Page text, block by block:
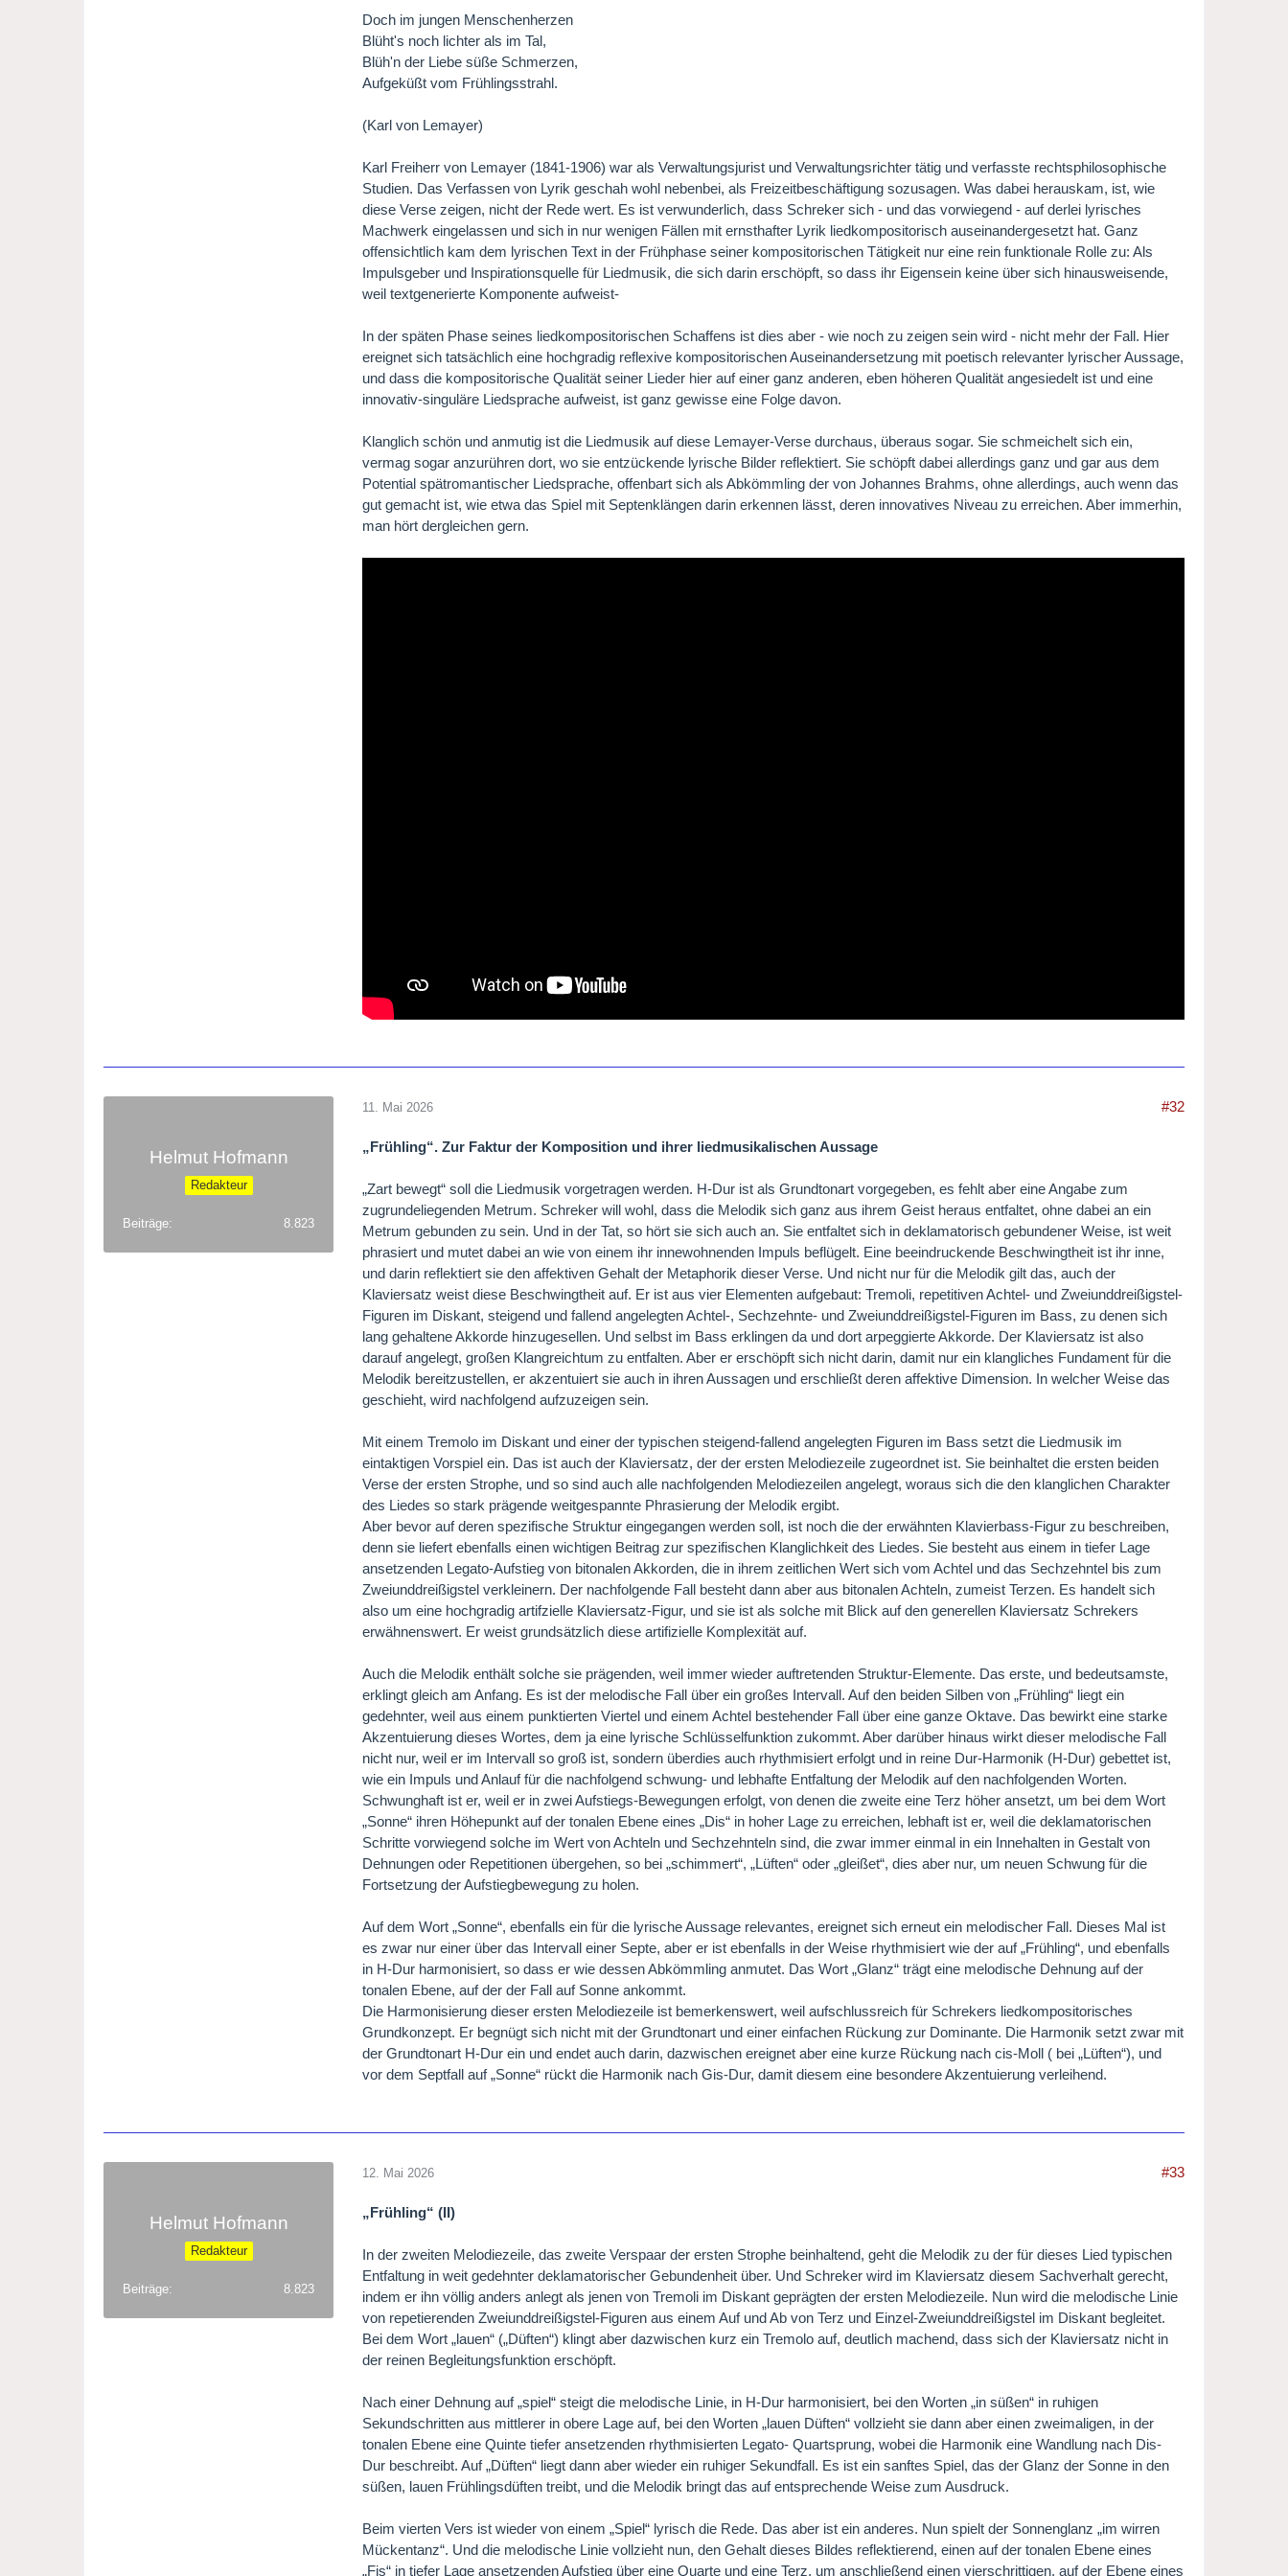
Doch im jungen Menschenherzen
Blüht's noch lichter als im Tal,
Blüh'n der Liebe süße Schmerzen,
Aufgeküßt vom Frühlingsstrahl.
(Karl von Lemayer)
Karl Freiherr von Lemayer (1841-1906) war als Verwaltungsjurist und Verwaltungsrichter tätig und verfasste rechtsphilosophische
Studien. Das Verfassen von Lyrik geschah wohl nebenbei, als Freizeitbeschäftigung sozusagen. Was dabei herauskam, ist, wie
diese Verse zeigen, nicht der Rede wert. Es ist verwunderlich, dass Schreker sich - und das vorwiegend - auf derlei lyrisches
Machwerk eingelassen und sich in nur wenigen Fällen mit ernsthafter Lyrik liedkompositorisch auseinandergesetzt hat. Ganz
offensichtlich kam dem lyrischen Text in der Frühphase seiner kompositorischen Tätigkeit nur eine rein funktionale Rolle zu: Als
Impulsgeber und Inspirationsquelle für Liedmusik, die sich darin erschöpft, so dass ihr Eigensein keine über sich hinausweisende,
weil textgenerierte Komponente aufweist-
In der späten Phase seines liedkompositorischen Schaffens ist dies aber - wie noch zu zeigen sein wird - nicht mehr der Fall. Hier
ereignet sich tatsächlich eine hochgradig reflexive kompositorischen Auseinandersetzung mit poetisch relevanter lyrischer Aussage,
und dass die kompositorische Qualität seiner Lieder hier auf einer ganz anderen, eben höheren Qualität angesiedelt ist und eine
innovativ-singuläre Liedsprache aufweist, ist ganz gewisse eine Folge davon.
Klanglich schön und anmutig ist die Liedmusik auf diese Lemayer-Verse durchaus, überaus sogar. Sie schmeichelt sich ein,
vermag sogar anzurühren dort, wo sie entzückende lyrische Bilder reflektiert. Sie schöpft dabei allerdings ganz und gar aus dem
Potential spätromantischer Liedsprache, offenbart sich als Abkömmling der von Johannes Brahms, ohne allerdings, auch wenn das
gut gemacht ist, wie etwa das Spiel mit Septenklängen darin erkennen lässt, deren innovatives Niveau zu erreichen. Aber immerhin,
man hört dergleichen gern.
Helmut Hofmann
Redakteur
Beiträge 8.823
11. Mai 2026 #32
„Frühling“. Zur Faktur der Komposition und ihrer liedmusikalischen Aussage
„Zart bewegt“ soll die Liedmusik vorgetragen werden. H-Dur ist als Grundtonart vorgegeben, es fehlt aber eine Angabe zum
zugrundeliegenden Metrum. Schreker will wohl, dass die Melodik sich ganz aus ihrem Geist heraus entfaltet, ohne dabei an ein
Metrum gebunden zu sein. Und in der Tat, so hört sie sich auch an. Sie entfaltet sich in deklamatorisch gebundener Weise, ist weit
phrasiert und mutet dabei an wie von einem ihr innewohnenden Impuls beflügelt. Eine beeindruckende Beschwingtheit ist ihr inne,
und darin reflektiert sie den affektiven Gehalt der Metaphorik dieser Verse. Und nicht nur für die Melodik gilt das, auch der
Klaviersatz weist diese Beschwingtheit auf. Er ist aus vier Elementen aufgebaut: Tremoli, repetitiven Achtel- und Zweiunddreißigstel-
Figuren im Diskant, steigend und fallend angelegten Achtel-, Sechzehnte- und Zweiunddreißigstel-Figuren im Bass, zu denen sich
lang gehaltene Akkorde hinzugesellen. Und selbst im Bass erklingen da und dort arpeggierte Akkorde. Der Klaviersatz ist also
darauf angelegt, großen Klangreichtum zu entfalten. Aber er erschöpft sich nicht darin, damit nur ein klangliches Fundament für die
Melodik bereitzustellen, er akzentuiert sie auch in ihren Aussagen und erschließt deren affektive Dimension. In welcher Weise das
geschieht, wird nachfolgend aufzuzeigen sein.
Mit einem Tremolo im Diskant und einer der typischen steigend-fallend angelegten Figuren im Bass setzt die Liedmusik im
eintaktigen Vorspiel ein. Das ist auch der Klaviersatz, der der ersten Melodiezeile zugeordnet ist. Sie beinhaltet die ersten beiden
Verse der ersten Strophe, und so sind auch alle nachfolgenden Melodiezeilen angelegt, woraus sich die den klanglichen Charakter
des Liedes so stark prägende weitgespannte Phrasierung der Melodik ergibt.
Aber bevor auf deren spezifische Struktur eingegangen werden soll, ist noch die der erwähnten Klavierbass-Figur zu beschreiben,
denn sie liefert ebenfalls einen wichtigen Beitrag zur spezifischen Klanglichkeit des Liedes. Sie besteht aus einem in tiefer Lage
ansetzenden Legato-Aufstieg von bitonalen Akkorden, die in ihrem zeitlichen Wert sich vom Achtel und das Sechzehntel bis zum
Zweiunddreißigstel verkleinern. Der nachfolgende Fall besteht dann aber aus bitonalen Achteln, zumeist Terzen. Es handelt sich
also um eine hochgradig artifzielle Klaviersatz-Figur, und sie ist als solche mit Blick auf den generellen Klaviersatz Schrekers
erwähnenswert. Er weist grundsätzlich diese artifizielle Komplexität auf.
Auch die Melodik enthält solche sie prägenden, weil immer wieder auftretenden Struktur-Elemente. Das erste, und bedeutsamste,
erklingt gleich am Anfang. Es ist der melodische Fall über ein großes Intervall. Auf den beiden Silben von „Frühling“ liegt ein
gedehnter, weil aus einem punktierten Viertel und einem Achtel bestehender Fall über eine ganze Oktave. Das bewirkt eine starke
Akzentuierung dieses Wortes, dem ja eine lyrische Schlüsselfunktion zukommt. Aber darüber hinaus wirkt dieser melodische Fall
nicht nur, weil er im Intervall so groß ist, sondern überdies auch rhythmisiert erfolgt und in reine Dur-Harmonik (H-Dur) gebettet ist,
wie ein Impuls und Anlauf für die nachfolgend schwung- und lebhafte Entfaltung der Melodik auf den nachfolgenden Worten.
Schwunghaft ist er, weil er in zwei Aufstiegs-Bewegungen erfolgt, von denen die zweite eine Terz höher ansetzt, um bei dem Wort
„Sonne“ ihren Höhepunkt auf der tonalen Ebene eines „Dis“ in hoher Lage zu erreichen, lebhaft ist er, weil die deklamatorischen
Schritte vorwiegend solche im Wert von Achteln und Sechzehnteln sind, die zwar immer einmal in ein Innehalten in Gestalt von
Dehnungen oder Repetitionen übergehen, so bei „schimmert“, „Lüften“ oder „gleißet“, dies aber nur, um neuen Schwung für die
Fortsetzung der Aufstiegbewegung zu holen.
Auf dem Wort „Sonne“, ebenfalls ein für die lyrische Aussage relevantes, ereignet sich erneut ein melodischer Fall. Dieses Mal ist
es zwar nur einer über das Intervall einer Septe, aber er ist ebenfalls in der Weise rhythmisiert wie der auf „Frühling“, und ebenfalls
in H-Dur harmonisiert, so dass er wie dessen Abkömmling anmutet. Das Wort „Glanz“ trägt eine melodische Dehnung auf der
tonalen Ebene, auf der der Fall auf Sonne ankommt.
Die Harmonisierung dieser ersten Melodiezeile ist bemerkenswert, weil aufschlussreich für Schrekers liedkompositorisches
Grundkonzept. Er begnügt sich nicht mit der Grundtonart und einer einfachen Rückung zur Dominante. Die Harmonik setzt zwar mit
der Grundtonart H-Dur ein und endet auch darin, dazwischen ereignet aber eine kurze Rückung nach cis-Moll ( bei „Lüften“), und
vor dem Septfall auf „Sonne“ rückt die Harmonik nach Gis-Dur, damit diesem eine besondere Akzentuierung verleihend.
Helmut Hofmann
Redakteur
Beiträge 8.823
12. Mai 2026 #33
„Frühling“ (II)
In der zweiten Melodiezeile, das zweite Verspaar der ersten Strophe beinhaltend, geht die Melodik zu der für dieses Lied typischen
Entfaltung in weit gedehnter deklamatorischer Gebundenheit über. Und Schreker wird im Klaviersatz diesem Sachverhalt gerecht,
indem er ihn völlig anders anlegt als jenen von Tremoli im Diskant geprägten der ersten Melodiezeile. Nun wird die melodische Linie
von repetierenden Zweiunddreißigstel-Figuren aus einem Auf und Ab von Terz und Einzel-Zweiunddreißigstel im Diskant begleitet.
Bei dem Wort „lauen“ („Düften“) klingt aber dazwischen kurz ein Tremolo auf, deutlich machend, dass sich der Klaviersatz nicht in
der reinen Begleitungsfunktion erschöpft.
Nach einer Dehnung auf „spiel“ steigt die melodische Linie, in H-Dur harmonisiert, bei den Worten „in süßen“ in ruhigen
Sekundschritten aus mittlerer in obere Lage auf, bei den Worten „lauen Düften“ vollzieht sie dann aber einen zweimaligen, in der
tonalen Ebene eine Quinte tiefer ansetzenden rhythmisierten Legato- Quartsprung, wobei die Harmonik eine Wandlung nach Dis-
Dur beschreibt. Auf „Düften“ liegt dann aber wieder ein ruhiger Sekundfall. Es ist ein sanftes Spiel, das der Glanz der Sonne in den
süßen, lauen Frühlingsdüften treibt, und die Melodik bringt das auf entsprechende Weise zum Ausdruck.
Beim vierten Vers ist wieder von einem „Spiel“ lyrisch die Rede. Das aber ist ein anderes. Nun spielt der Sonnenglanz „im wirren
Mückentanz“. Und die melodische Linie vollzieht nun, den Gehalt dieses Bildes reflektierend, einen auf der tonalen Ebene eines
„Fis“ in tiefer Lage ansetzenden Aufstieg über eine Quarte und eine Terz, um anschließend einen vierschrittigen, auf der Ebene eines